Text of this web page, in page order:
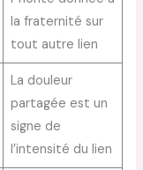
la fraternité sur
tout autre lien
La douleur
partagée est un
signe de
l’intensité du lien